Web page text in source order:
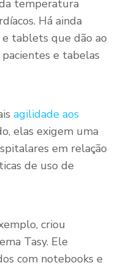
temperatura
Há ainda
tablets que dão ao
pacientes e tabelas
agilidade aos
elas exigem uma
em relação
de uso de
criou
Tasy. Ele
com notebooks e